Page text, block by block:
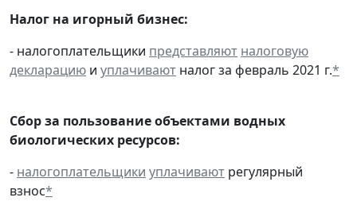
Налог на игорный бизнес:
- налогоплательщики представляют налоговую
декларацию и уплачивают налог за февраль 2021 г.*
Сбор за пользование объектами водных
биологических ресурсов:
- налогоплательщики уплачивают регулярный
взнос*